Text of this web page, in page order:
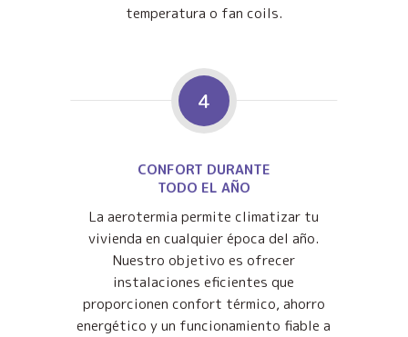
temperatura o fan coils.
4
CONFORT DURANTE
TODO EL AÑO
La aerotermia permite climatizar tu
vivienda en cualquier época del año.
Nuestro objetivo es ofrecer
instalaciones eficientes que
proporcionen confort térmico, ahorro
energético y un funcionamiento fiable a